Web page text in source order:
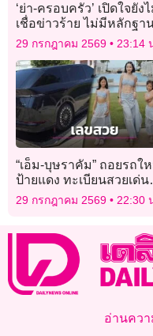
‘ย่า-ครอบครัว’ เปิดใจยัง
เชื่อข่าวร้าย ไม่มีหลักฐา
ยืนยัน ‘ฮลุน โซโล่’ เสียชีวิ
29 กรกฎาคม 2569 23:14
“เอ็ม-บุษราคัม” ถอยรถใ
ป้ายแดง ทะเบียนสวยเด่น
ดึงดูดคอหวยให้อวยพรรัว
29 กรกฎาคม 2569 22:30
อ่านควา